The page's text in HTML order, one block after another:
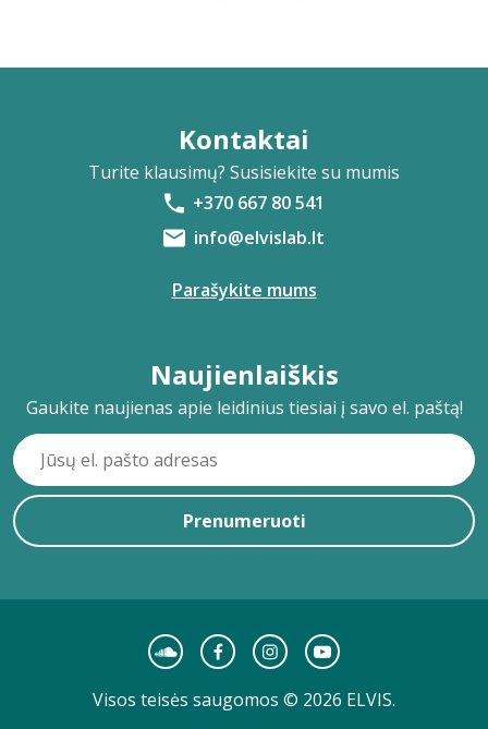
Kontaktai
Turite klausimų? Susisiekite su mumis
+370 667 80 541
info@elvislab.lt
Parašykite mums
Naujienlaiškis
Gaukite naujienas apie leidinius tiesiai į savo el. paštą!
Prenumeruoti
Visos teisės saugomos © 2026 ELVIS.